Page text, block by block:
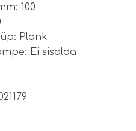
100
Plank
Ei sisalda